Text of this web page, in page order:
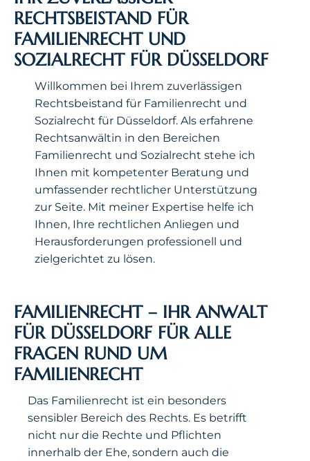
RECHTSBEISTAND FÜR
FAMILIENRECHT UND
SOZIALRECHT FÜR DÜSSELDORF
Willkommen bei Ihrem zuverlässigen
Rechtsbeistand für Familienrecht und
Sozialrecht für Düsseldorf. Als erfahrene
Rechtsanwältin in den Bereichen
Familienrecht und Sozialrecht stehe ich
Ihnen mit kompetenter Beratung und
umfassender rechtlicher Unterstützung
zur Seite. Mit meiner Expertise helfe ich
Ihnen, Ihre rechtlichen Anliegen und
Herausforderungen professionell und
zielgerichtet zu lösen.
FAMILIENRECHT – IHR ANWALT
FÜR DÜSSELDORF FÜR ALLE
FRAGEN RUND UM
FAMILIENRECHT
Das Familienrecht ist ein besonders
sensibler Bereich des Rechts. Es betrifft
nicht nur die Rechte und Pflichten
innerhalb der Ehe, sondern auch die